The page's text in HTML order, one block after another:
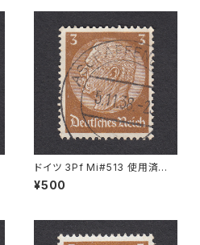
ドイツ 3Pf Mi#513 使用済み
切手｜ASCHAFFENBURG 5.1
1.1936
¥500